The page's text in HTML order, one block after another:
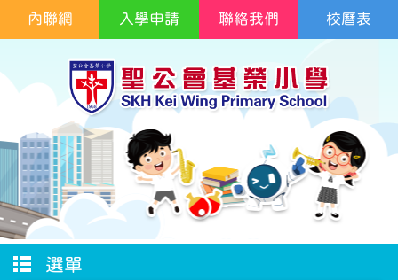
校曆表
內聯網 入學申請 聯絡我們
選單